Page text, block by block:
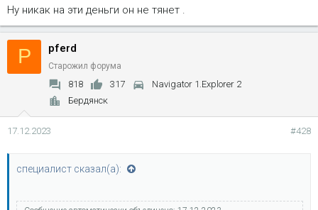
Ну никак на эти деньги он не тянет .
P pferd
Старожил форума
818 317
Navigator 1.Explorer 2
Бердянск
17.12.2023 #428
специалист сказал(а):